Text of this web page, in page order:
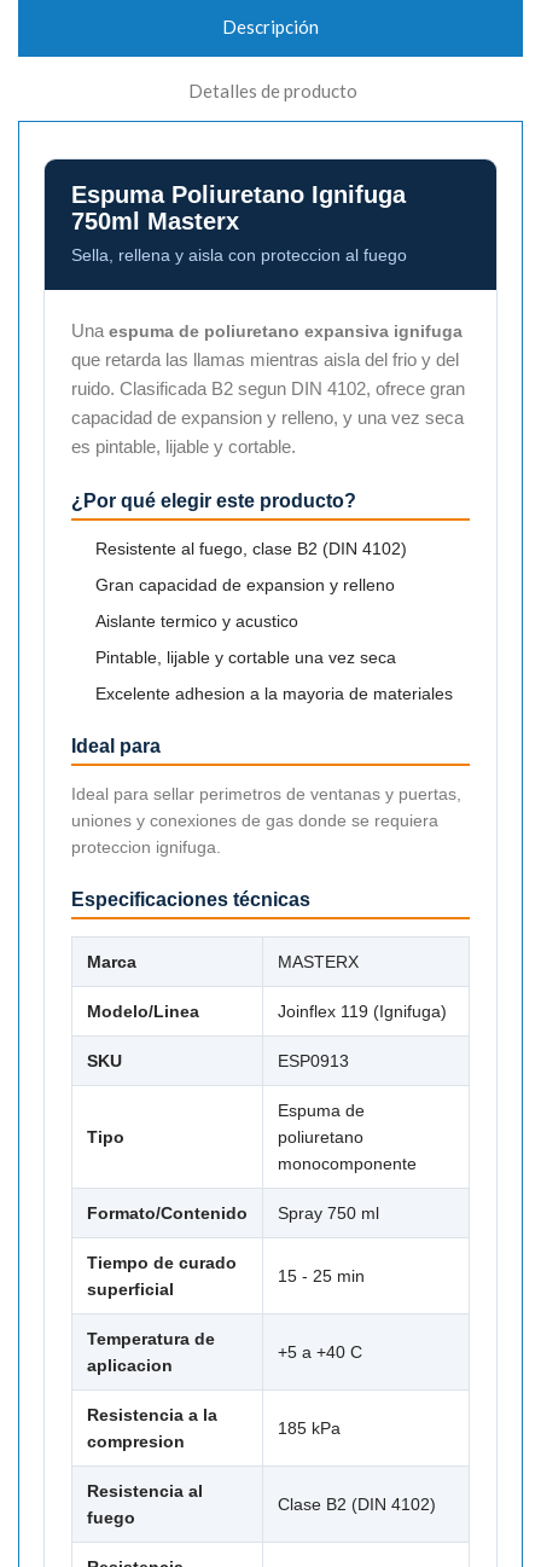
Descripción
Detalles de producto
Espuma Poliuretano Ignifuga
750ml Masterx
Sella, rellena y aisla con proteccion al fuego
Una espuma de poliuretano expansiva ignifuga
que retarda las llamas mientras aisla del frio y del
ruido. Clasificada B2 segun DIN 4102, ofrece gran
capacidad de expansion y relleno, y una vez seca
es pintable, lijable y cortable.
¿Por qué elegir este producto?
Resistente al fuego, clase B2 (DIN 4102)
Gran capacidad de expansion y relleno
Aislante termico y acustico
Pintable, lijable y cortable una vez seca
Excelente adhesion a la mayoria de materiales
Ideal para
Ideal para sellar perimetros de ventanas y puertas,
uniones y conexiones de gas donde se requiera
proteccion ignifuga.
Especificaciones técnicas
Marca MASTERX
Modelo/Linea Joinflex 119 (Ignifuga)
SKU ESP0913
Tipo
Espuma de
poliuretano
monocomponente
Formato/Contenido Spray 750 ml
Tiempo de curado
superficial
15 - 25 min
Temperatura de
aplicacion
+5 a +40 C
Resistencia a la
compresion
185 kPa
Resistencia al
fuego
Clase B2 (DIN 4102)